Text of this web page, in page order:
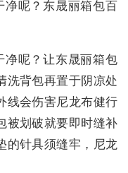
呢？ 东晟丽箱包百
净呢？让东晟丽箱包
洗背包再置于阴凉处
线会伤害尼龙布健行
被划破就要即时缝补
的针具须缝牢，尼龙